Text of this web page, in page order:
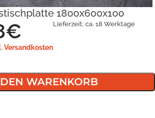
1800x600x100
€
Versandkosten
Lieferzeit: ca. 18 Werktage
WARENKORB